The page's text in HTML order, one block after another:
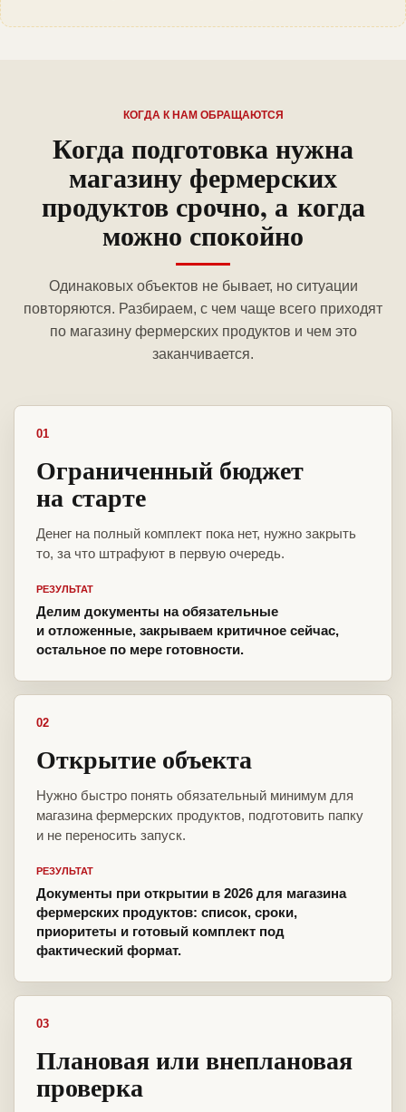
КОГДА К НАМ ОБРАЩАЮТСЯ
Когда подготовка нужна
магазину фермерских
продуктов срочно, а когда
можно спокойно
Одинаковых объектов не бывает, но ситуации
повторяются. Разбираем, с чем чаще всего приходят
по магазину фермерских продуктов и чем это
заканчивается.
01
Ограниченный бюджет
на старте
Денег на полный комплект пока нет, нужно закрыть
то, за что штрафуют в первую очередь.
РЕЗУЛЬТАТ
Делим документы на обязательные
и отложенные, закрываем критичное сейчас,
остальное по мере готовности.
02
Открытие объекта
Нужно быстро понять обязательный минимум для
магазина фермерских продуктов, подготовить папку
и не переносить запуск.
РЕЗУЛЬТАТ
Документы при открытии в 2026 для магазина
фермерских продуктов: список, сроки,
приоритеты и готовый комплект под
фактический формат.
03
Плановая или внеплановая
проверка